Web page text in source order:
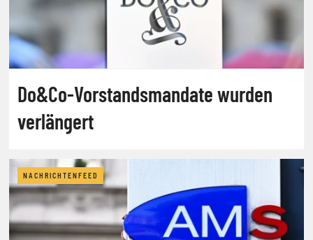
Do&Co-Vorstandsmandate wurden
verlängert
NACHRICHTENFEED